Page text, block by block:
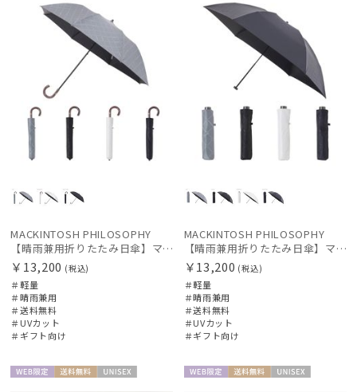
MACKINTOSH PHILOSOPHY
【晴雨兼用折りたたみ日傘】マッキントッシュ フィロソフィー (MACKINTOSH PHILOSOPHY) ロゴモノグラム
￥13,200 (税込)
＃軽量
＃晴雨兼用
＃送料無料
＃UVカット
＃ギフト向け
MACKINTOSH PHILOSOPHY
【晴雨兼用折りたたみ日傘】マッキントッシュ フィロソフィー (MACKINTOSH PHILOSOPHY) ロゴモノグラム
￥13,200 (税込)
＃軽量
＃晴雨兼用
＃送料無料
＃UVカット
＃ギフト向け